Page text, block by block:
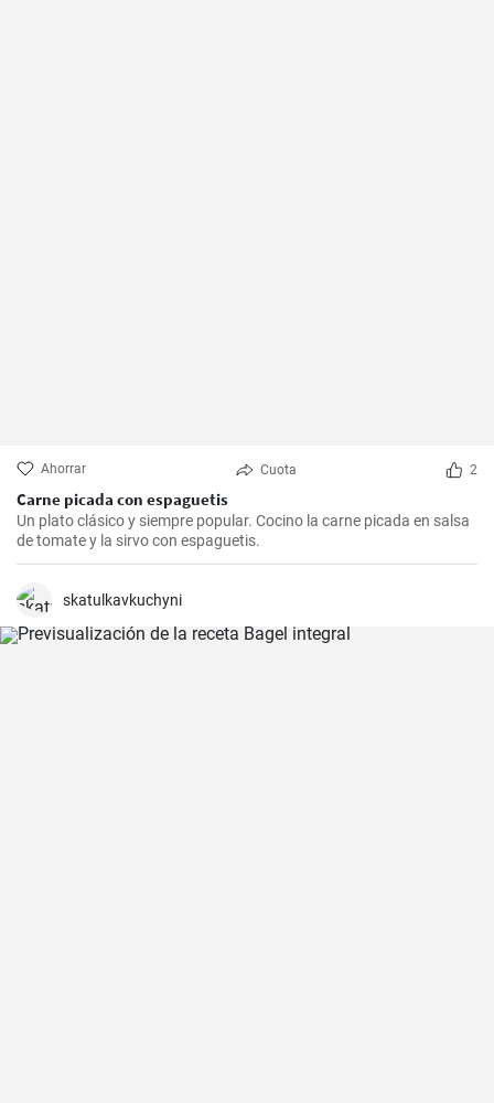
Ahorrar Cuota 2
Carne picada con espaguetis
Un plato clásico y siempre popular. Cocino la carne picada en salsa
de tomate y la sirvo con espaguetis.
skatulkavkuchyni